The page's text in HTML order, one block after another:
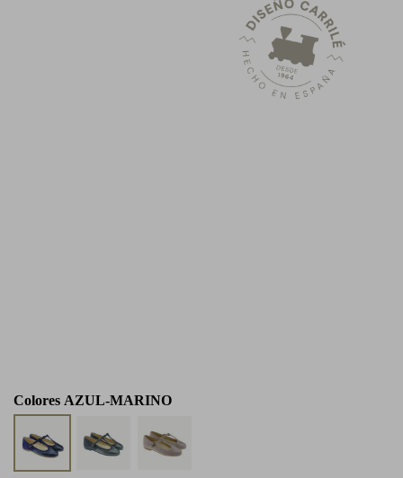
Colores AZUL-MARINO